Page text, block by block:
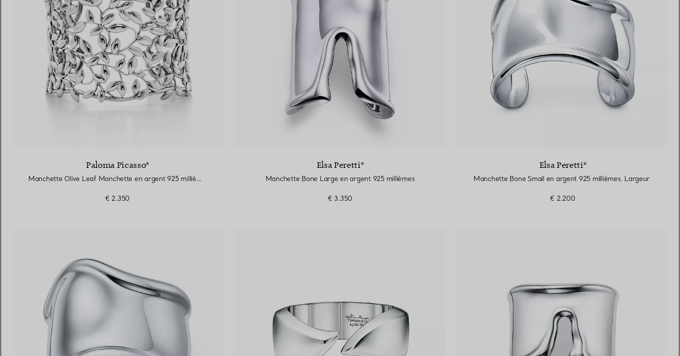
Paloma Picasso®
Manchette Olive Leaf Manchette en argent 925 millièmes, Olive Leaf par Paloma Picasso®. Medium
€ 2.350
Elsa Peretti®
Manchette Bone Large en argent 925 millièmes
€ 3.350
Elsa Peretti®
Manchette Bone Small en argent 925 millièmes. Largeur
€ 2.200